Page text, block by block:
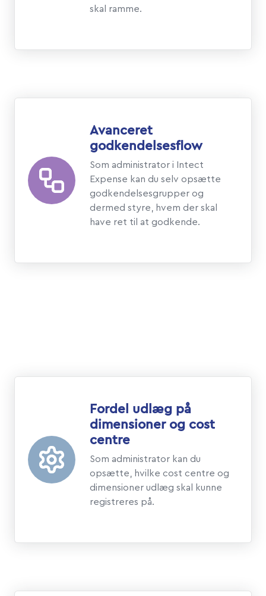
skal ramme.
Avanceret
godkendelsesflow
Som administrator i Intect
Expense kan du selv opsætte
godkendelsesgrupper og
dermed styre, hvem der skal
have ret til at godkende.
Fordel udlæg på
dimensioner og cost
centre
Som administrator kan du
opsætte, hvilke cost centre og
dimensioner udlæg skal kunne
registreres på.